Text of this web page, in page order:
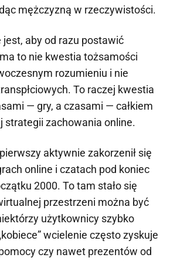
mężczyzną w rzeczywistości.
aby od razu postawić
to nie kwestia tożsamości
rozumieniu i nie
To raczej kwestia
— gry, a czasami — całkiem
strategii zachowania online.
aktywnie zakorzenił się
online i czatach pod koniec
2000. To tam stało się
przestrzeni można być
użytkownicy szybko
wcielenie często zyskuje
czy nawet prezentów od